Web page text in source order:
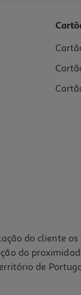
do cliente
da
de